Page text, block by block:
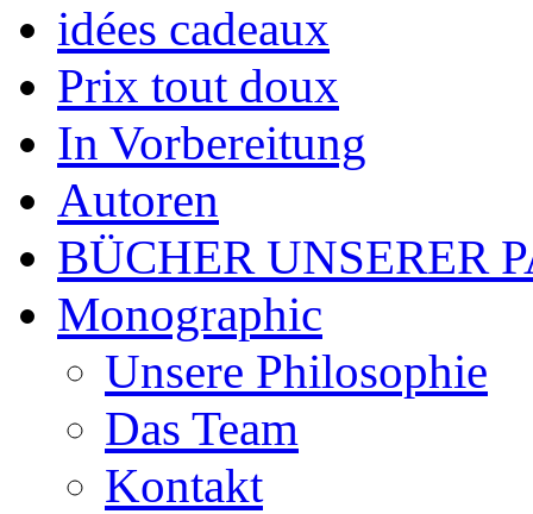
idées cadeaux
Prix tout doux
In Vorbereitung
Autoren
BÜCHER UNSERER
Monographic
Unsere Philosophie
Das Team
Kontakt